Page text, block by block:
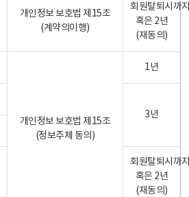
개인정보 보호법 제15조
(계약의이행)
회원탈퇴시까
혹은 2년
(재동의)
개인정보 보호법 제15조
(정보주체 동의)
1년
3년
회원탈퇴시까
혹은 2년
(재동의)